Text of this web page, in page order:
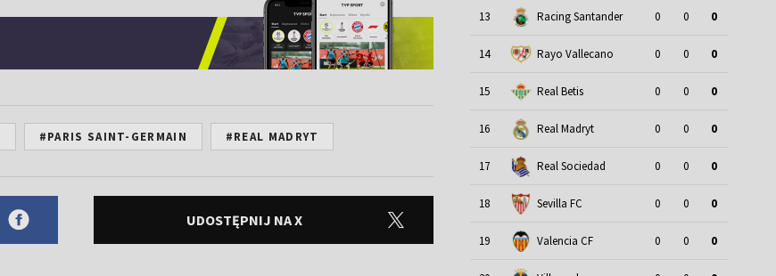
#PARIS SAINT-GERMAIN #REAL MADRYT
UDOSTĘPNIJ NA X
13 Racing Santander 0 0 0
14 Rayo Vallecano 0 0 0
15 Real Betis 0 0 0
16 Real Madryt 0 0 0
17 Real Sociedad 0 0 0
18 Sevilla FC 0 0 0
19 Valencia CF 0 0 0